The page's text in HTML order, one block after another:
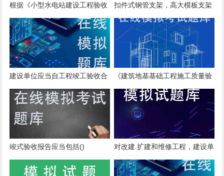
根据《小型水电站建设工程验收
规程》(SL168-96),小水电工程
试生产期限最短为()个月。
扣件式钢管支架，高大模板支架
每搭完()后进行验收。
建设单位应当自工程竣工验收合
格之日起()D内，向工程所在地
的县级以上地方人民政府建设行
政主管部门备案。
《建筑地基基础工程施工质量验
收规范》(GB50202—2002)规
定，工程桩应进行承载力检验。
对于地基基础设计等级为甲级或
地质条件复杂，成桩质量可靠性
行检验。
竣式验收报告应当包括()
对改建.扩建和维修工程，建设单
位应组织工程监理单位据实修改.